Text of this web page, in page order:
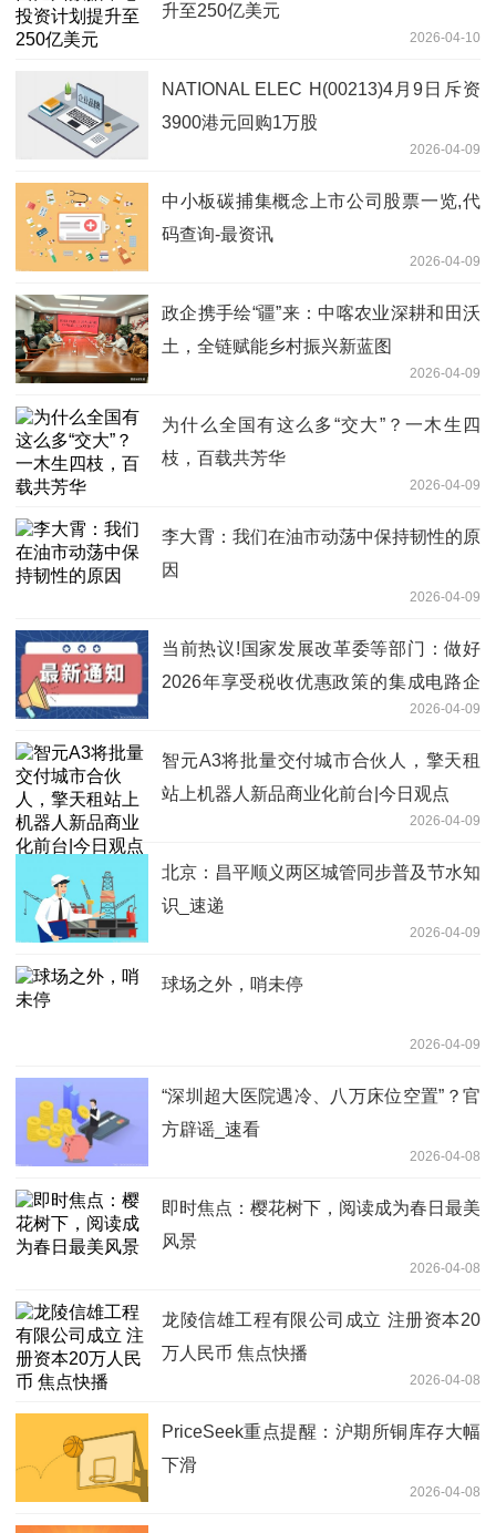
升至250亿美元
2026-04-10
NATIONAL ELEC H(00213)4月9日斥资
3900港元回购1万股
2026-04-09
中小板碳捕集概念上市公司股票一览,代
码查询-最资讯
2026-04-09
政企携手绘“疆”来：中喀农业深耕和田沃
土，全链赋能乡村振兴新蓝图
2026-04-09
为什么全国有这么多“交大”？一木生四
枝，百载共芳华
2026-04-09
李大霄：我们在油市动荡中保持韧性的原
因
2026-04-09
当前热议!国家发展改革委等部门：做好
2026年享受税收优惠政策的集成电路企
业或项目、软件企业清单制定工作2026-04-09
智元A3将批量交付城市合伙人，擎天租
站上机器人新品商业化前台|今日观点
2026-04-09
北京：昌平顺义两区城管同步普及节水知
识_速递
2026-04-09
球场之外，哨未停
2026-04-09
“深圳超大医院遇冷、八万床位空置”？官
方辟谣_速看
2026-04-08
即时焦点：樱花树下，阅读成为春日最美
风景
2026-04-08
龙陵信雄工程有限公司成立 注册资本20
万人民币 焦点快播
2026-04-08
PriceSeek重点提醒：沪期所铜库存大幅
下滑
2026-04-08